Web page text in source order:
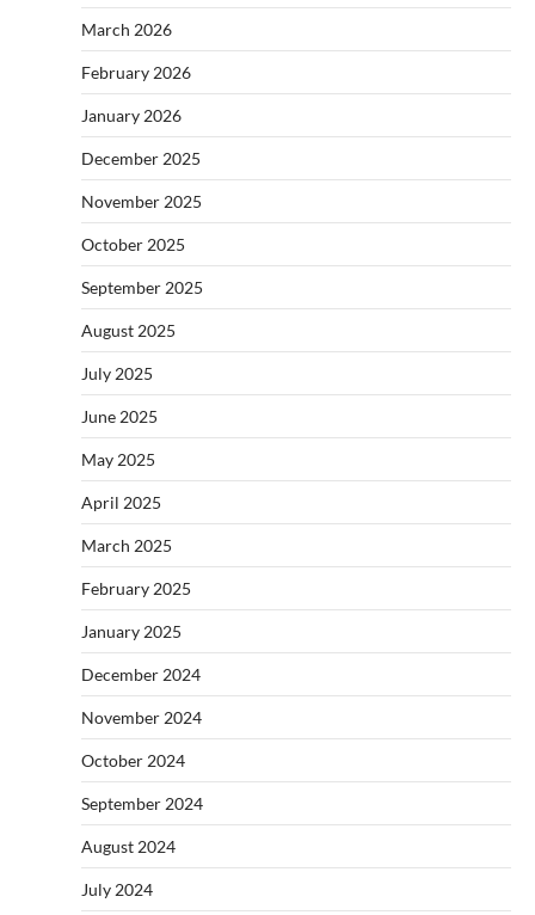
March 2026
February 2026
January 2026
December 2025
November 2025
October 2025
September 2025
August 2025
July 2025
June 2025
May 2025
April 2025
March 2025
February 2025
January 2025
December 2024
November 2024
October 2024
September 2024
August 2024
July 2024